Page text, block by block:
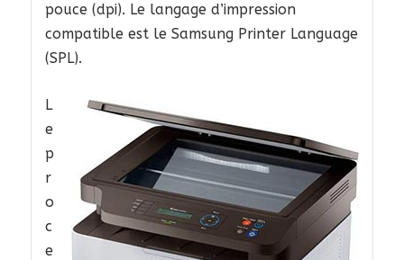
pouce (dpi). Le langage d’impression
compatible est le Samsung Printer Language
(SPL).
L
e
p
r
o
c
e